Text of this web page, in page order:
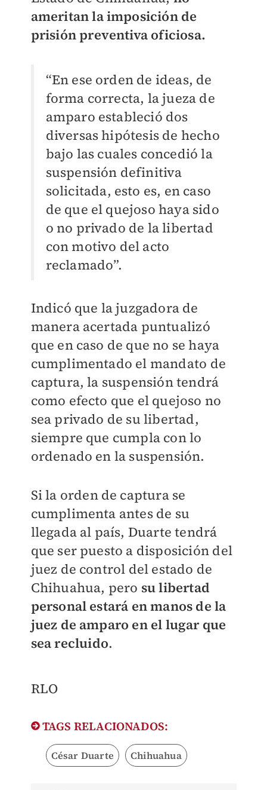
ameritan la imposición de
prisión preventiva oficiosa.
“En ese orden de ideas, de
forma correcta, la jueza de
amparo estableció dos
diversas hipótesis de hecho
bajo las cuales concedió la
suspensión definitiva
solicitada, esto es, en caso
de que el quejoso haya sido
o no privado de la libertad
con motivo del acto
reclamado”.
Indicó que la juzgadora de
manera acertada puntualizó
que en caso de que no se haya
cumplimentado el mandato de
captura, la suspensión tendrá
como efecto que el quejoso no
sea privado de su libertad,
siempre que cumpla con lo
ordenado en la suspensión.
Si la orden de captura se
cumplimenta antes de su
llegada al país, Duarte tendrá
que ser puesto a disposición del
juez de control del estado de
Chihuahua, pero su libertad
personal estará en manos de la
juez de amparo en el lugar que
sea recluido.
​RLO
TAGS RELACIONADOS:
César Duarte Chihuahua